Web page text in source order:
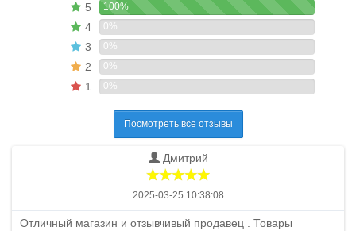
5 100%
4 0%
3 0%
2 0%
1 0%
Посмотреть все отзывы
Дмитрий
2025-03-25 10:38:08
Отличный магазин и отзывчивый продавец . Товары